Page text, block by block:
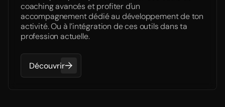
coaching avancés et profiter d'un
accompagnement dédié au développement de ton
activité. Ou à l’intégration de ces outils dans ta
profession actuelle.
Découvrir